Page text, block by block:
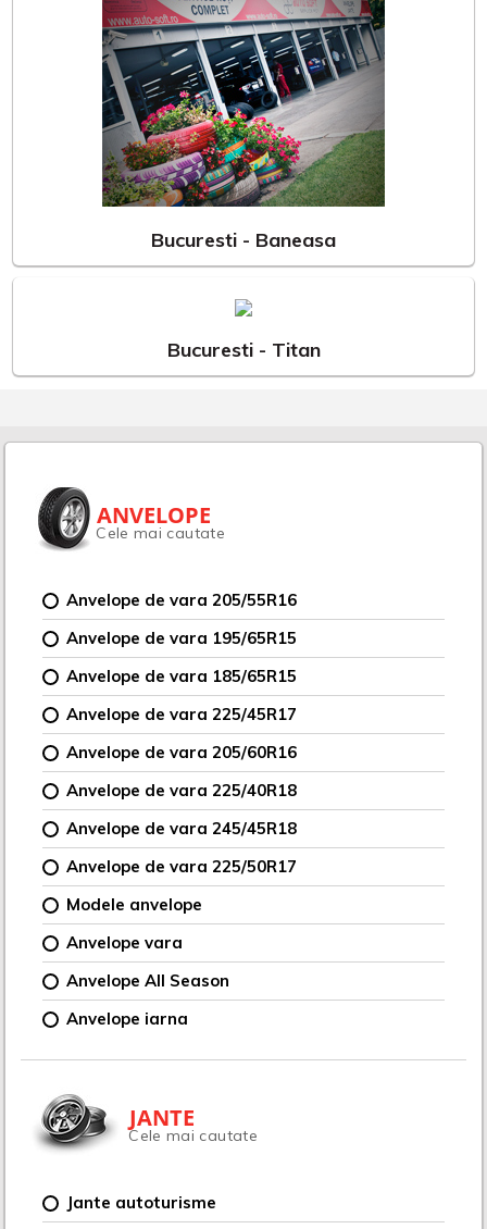
Bucuresti - Baneasa
Bucuresti - Titan
ANVELOPE
Cele mai cautate
Anvelope de vara 205/55R16
Anvelope de vara 195/65R15
Anvelope de vara 185/65R15
Anvelope de vara 225/45R17
Anvelope de vara 205/60R16
Anvelope de vara 225/40R18
Anvelope de vara 245/45R18
Anvelope de vara 225/50R17
Modele anvelope
Anvelope vara
Anvelope All Season
Anvelope iarna
JANTE
Cele mai cautate
Jante autoturisme